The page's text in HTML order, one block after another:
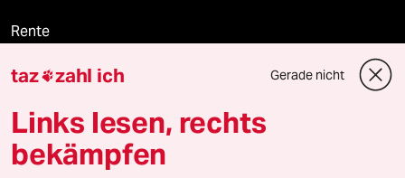
Rente
Landtagswahl in Sachsen-Anhalt
Jemen
taz zahl ich Gerade nicht
Links lesen, rechts
bekämpfen